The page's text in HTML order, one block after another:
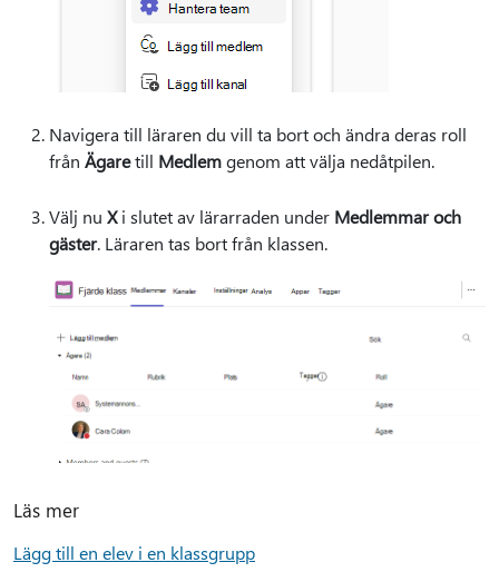
Navigera till läraren du vill ta bort och ändra deras roll
från Ägaretill Medlemgenom att välja nedåtpilen.
Välj nu Xi slutet av lärarraden under Medlemmar och
gäster. Läraren tas bort från klassen.
Läs mer
Lägg till en elev i en klassgrupp